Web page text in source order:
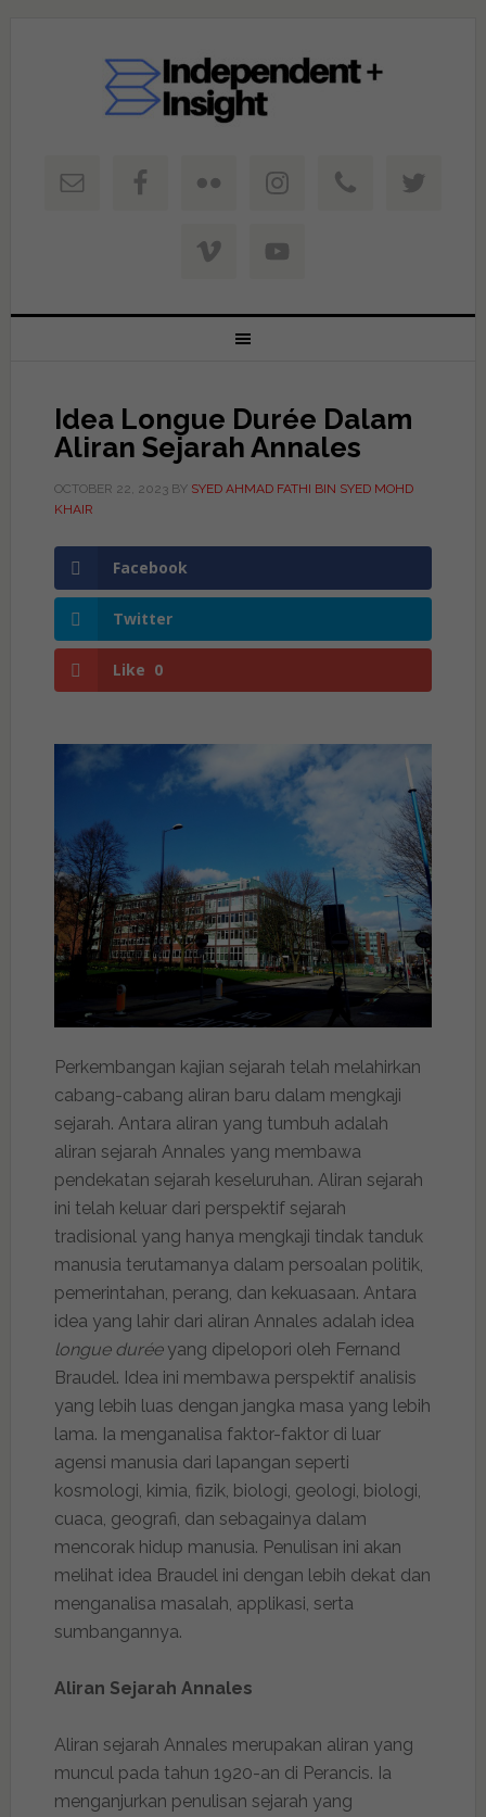
Idea Longue Durée Dalam
Aliran Sejarah Annales
OCTOBER 22, 2023BY SYED AHMAD FATHI BIN SYED MOHD
KHAIR
Facebook
Twitter
Like 0
Perkembangan kajian sejarah telah melahirkan
cabang-cabang aliran baru dalam mengkaji
sejarah. Antara aliran yang tumbuh adalah
aliran sejarah Annales yang membawa
pendekatan sejarah keseluruhan. Aliran sejarah
ini telah keluar dari perspektif sejarah
tradisional yang hanya mengkaji tindak tanduk
manusia terutamanya dalam persoalan politik,
pemerintahan, perang, dan kekuasaan. Antara
idea yang lahir dari aliran Annales adalah idea
longue durée yang dipelopori oleh Fernand
Braudel. Idea ini membawa perspektif analisis
yang lebih luas dengan jangka masa yang lebih
lama. Ia menganalisa faktor-faktor di luar
agensi manusia dari lapangan seperti
kosmologi, kimia, fizik, biologi, geologi, biologi,
cuaca, geografi, dan sebagainya dalam
mencorak hidup manusia. Penulisan ini akan
melihat idea Braudel ini dengan lebih dekat dan
menganalisa masalah, applikasi, serta
sumbangannya.
Aliran Sejarah Annales
Aliran sejarah Annales merupakan aliran yang
muncul pada tahun 1920-an di Perancis. Ia
menganjurkan penulisan sejarah yang